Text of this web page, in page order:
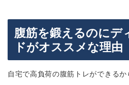
腹筋を鍛えるのにデ
ドがオススメな理由
自宅で高負荷の腹筋トレができるか